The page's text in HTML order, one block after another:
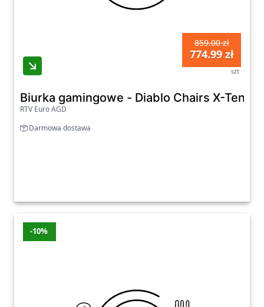
859.00 zł
774.99 zł
szt
Biurka gamingowe - Diablo Chairs X-
RTV Euro AGD
Darmowa dostawa
-10%